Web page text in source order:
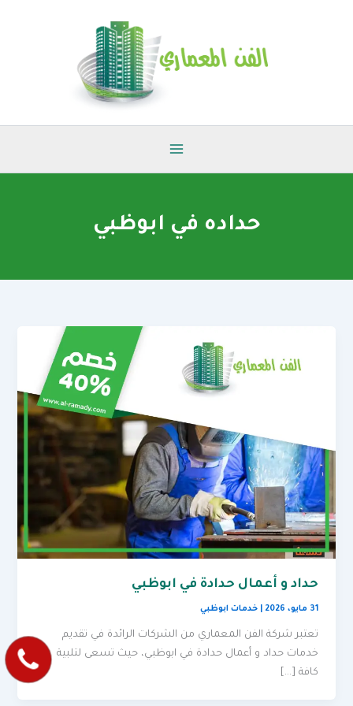
حداده في ابوظبي
حداد و أعمال حدادة في ابوظبي
31 مايو، 2026 |خدمات ابوظبي
تعتبر شركة الفن المعماري من الشركات الرائدة في تقديم
خدمات حداد و أعمال حدادة في ابوظبي، حيث تسعى لتلبية
كافة […]